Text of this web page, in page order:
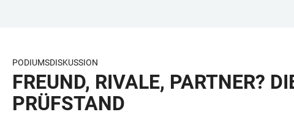
BARRIEREFREIHEIT
PODIUMSDISKUSSION
FREUND, RIVALE, PARTNER?
PRÜFSTAND